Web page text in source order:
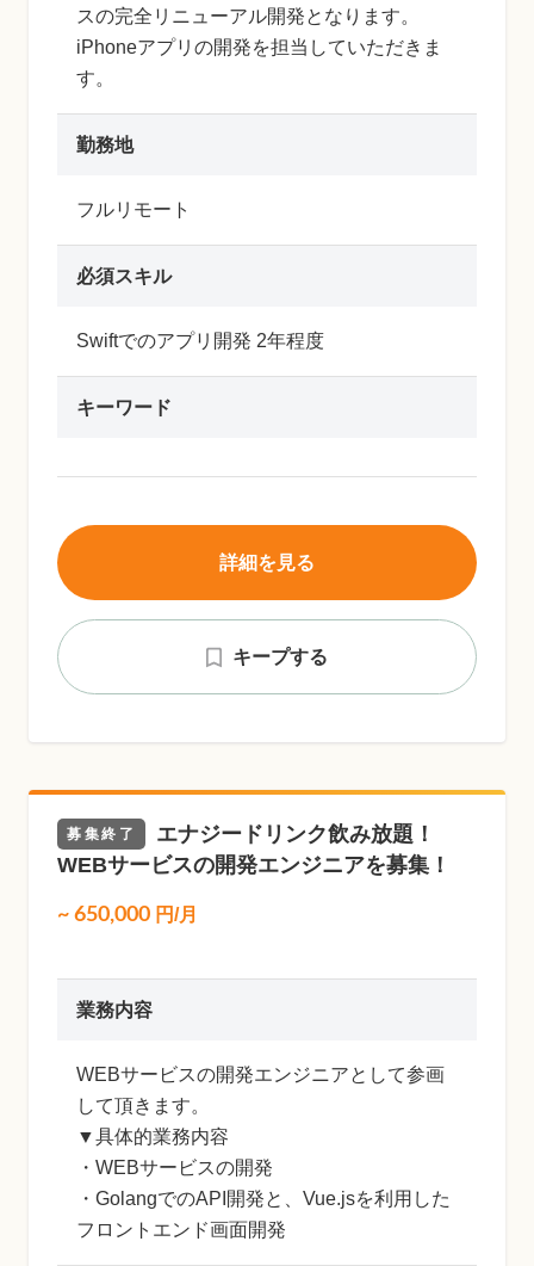
スの完全リニューアル開発となります。
iPhoneアプリの開発を担当していただきま
す。
勤務地
フルリモート
必須スキル
Swiftでのアプリ開発 2年程度
キーワード
キープする
詳細を見る
募集終了
エナジードリンク飲み放題！
WEBサービスの開発エンジニアを募集！
~ 650,000 円/月
業務内容
WEBサービスの開発エンジニアとして参画
して頂きます。
▼具体的業務内容
・WEBサービスの開発
・GolangでのAPI開発と、Vue.jsを利用した
フロントエンド画面開発